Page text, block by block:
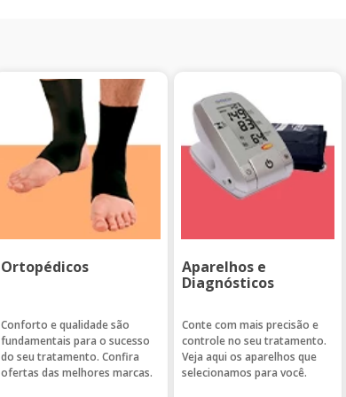
Ortopédicos
Conforto e qualidade são
fundamentais para o sucesso
do seu tratamento. Confira
ofertas das melhores marcas.
Aparelhos e
Diagnósticos
Conte com mais precisão e
controle no seu tratamento.
Veja aqui os aparelhos que
selecionamos para você.